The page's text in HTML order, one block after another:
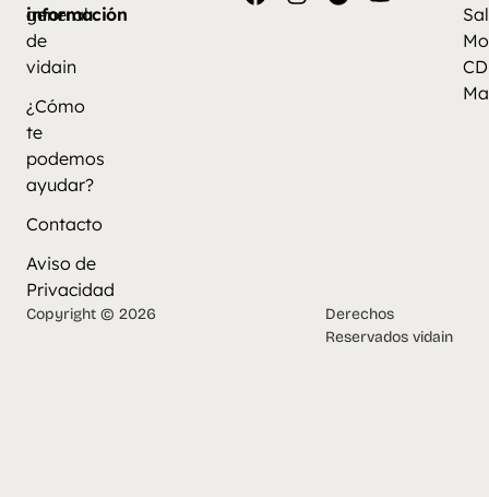
información
general
de
vidain
¿Cómo
te
podemos
ayudar?
Contacto
Aviso de
Privacidad
Copyright © 2026
Derechos
Reservados vidain